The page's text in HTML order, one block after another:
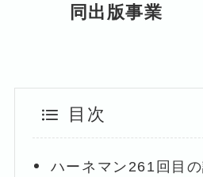
同出版事業
目次
ハーネマン261回目の